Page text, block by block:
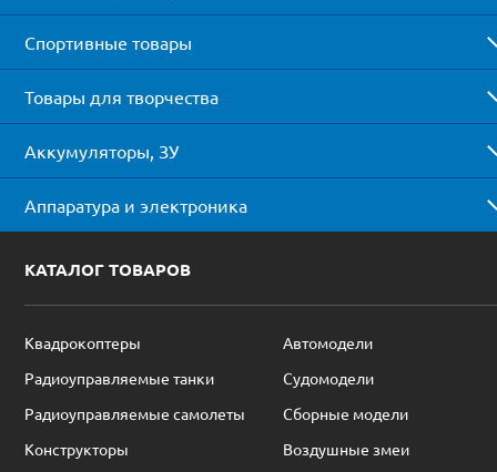
Спортивные товары
Товары для творчества
Аккумуляторы, ЗУ
Аппаратура и электроника
КАТАЛОГ ТОВАРОВ
Квадрокоптеры
Автомодели
Радиоуправляемые танки
Судомодели
Радиоуправляемые самолеты
Сборные модели
Конструкторы
Воздушные змеи